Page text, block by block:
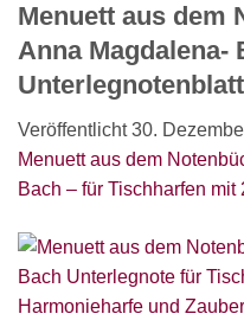
Menuett aus dem
Anna Magdalena-
Unterlegnotenblatt
Veröffentlicht30.
Menuett aus dem
Bach – für Tischharfen mit